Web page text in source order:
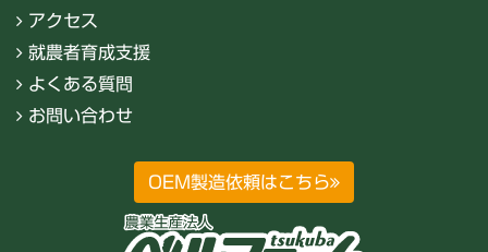
アクセス
就農者育成支援
よくある質問
お問い合わせ
OEM製造依頼はこちら